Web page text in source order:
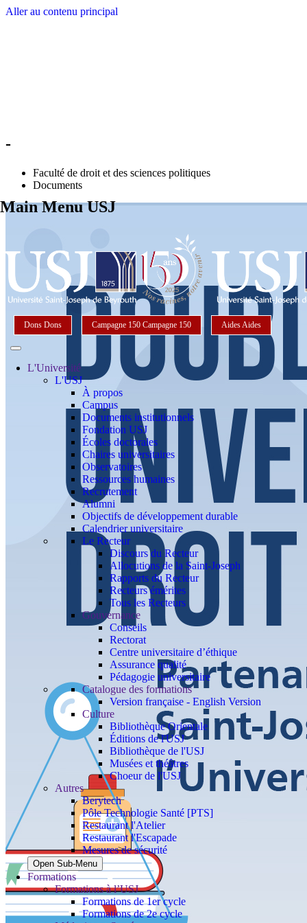
Aller au contenu principal
Main Menu USJ
Dons Dons Campagne 150 Campagne 150 AidesAides
L'Université
L'USJ
À propos
Campus
Documents institutionnels
Fondation USJ
Écoles doctorales
Chaires universitaires
Observatoires
Ressources humaines
Recrutement
Alumni
Objectifs de développement durable
Calendrier universitaire
Le Recteur
Discours du Recteur
Allocutions de la Saint-Joseph
Rapports du Recteur
Recteurs émérites
Tous les Recteurs
Gouvernance
Conseils
Rectorat
Centre universitaire d’éthique
Assurance qualité
Pédagogie universitaire
Catalogue des formations
Version française - English Version
Culture
Bibliothèque Orientale
Éditions de l'USJ
Bibliothèque de l'USJ
Musées et théâtres
Choeur de l'USJ
Autres
Berytech
Pôle Technologie Santé [PTS]
Restaurant l'Atelier
Restaurant l'Escapade
Mesures de sécurité
Open Sub-Menu
Formations
Formations à l’USJ
Formations de 1er cycle
Formations de 2e cycle
-
Faculté de droit et des sciences politiques
Documents